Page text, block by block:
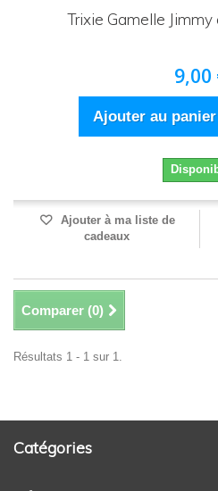
Trixie Gamelle Jimmy
9,00
Ajouter au panier
Ajouter à ma liste de
cadeaux
Comparer (0)
Résultats 1 - 1 sur 1.
Catégories